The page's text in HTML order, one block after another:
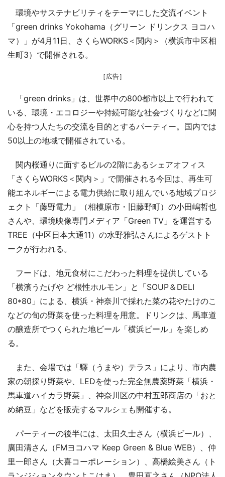
環境やサステナビリティをテーマにした交流イベント
「green drinks Yokohama（グリーン ドリンクス ヨコハ
マ）」が4月11日、さくらWORKS＜関内＞（横浜市中区相
生町3）で開催される。
［広告］
「green drinks」は、世界中の800都市以上で行われて
いる、環境・エコロジーや持続可能な社会づくりなどに関
心を持つ人たちの交流を目的とするパーティー。国内では
50以上の地域で開催されている。
関内桜通りに面するビルの2階にあるシェアオフィス
「さくらWORKS＜関内＞」で開催される今回は、再生可
能エネルギーによる電力供給に取り組んでいる地域プロジ
ェクト「藤野電力」（相模原市・旧藤野町）の小田嶋哲也
さんや、環境映像専門メディア「Green TV」を運営する
TREE（中区日本大通11）の水野雅弘さんによるゲストト
ークが行われる。
フードは、地元食材にこだわった料理を提供している
「横濱うたげや ど根性ホルモン」と「SOUP＆DELI
80*80」による、横浜・神奈川で採れた菜の花やたけのこ
などの旬の野菜を使った料理を用意。ドリンクは、馬車道
の醸造所でつくられた地ビール「横浜ビール」を楽しめ
る。
また、会場では「驛（うまや）テラス」により、市内農
家の朝採り野菜や、LEDを使った完全無農薬野菜「横浜・
馬車道ハイカラ野菜」、神奈川区の中村五郎商店の「おと
め納豆」などを販売するマルシェも開催する。
パーティーの後半には、太田久士さん（横浜ビール）、
廣田清さん（FMヨコハマ Keep Green & Blue WEB）、仲
里一郎さん（大喜コーポレーション）、高橋絵美さん（ト